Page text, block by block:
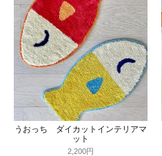
うおっち ダイカットインテリアマ
ット
2,200円